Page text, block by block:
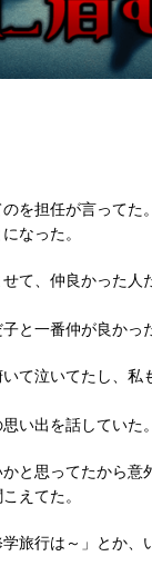
を担任が言ってた。
なった。
て、仲良かった
と一番仲が良かっ
て泣いてたし、私
い出を話していた。
と思ってたから意
えてた。
旅行は～」とか、